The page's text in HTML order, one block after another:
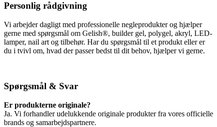
Personlig rådgivning
Vi arbejder dagligt med professionelle negleprodukter og hjælper
gerne med spørgsmål om Gelish®, builder gel, polygel, akryl, LED-
lamper, nail art og tilbehør. Har du spørgsmål til et produkt eller er
du i tvivl om, hvad der passer bedst til dit behov, hjælper vi gerne.
Spørgsmål & Svar
Er produkterne originale?
Ja. Vi forhandler udelukkende originale produkter fra vores officielle
brands og samarbejdspartnere.